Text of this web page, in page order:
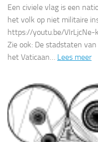
Een civiele vlag is een
het volk op niet militaire
https://youtu.be/VIrLjcNe-
Zie ook: De stadstaten
het Vaticaan… Lees meer